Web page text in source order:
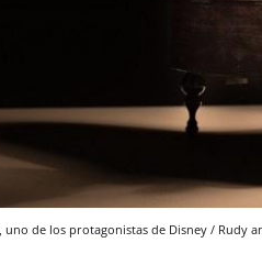
uno de los protagonistas de Disney / Rudy